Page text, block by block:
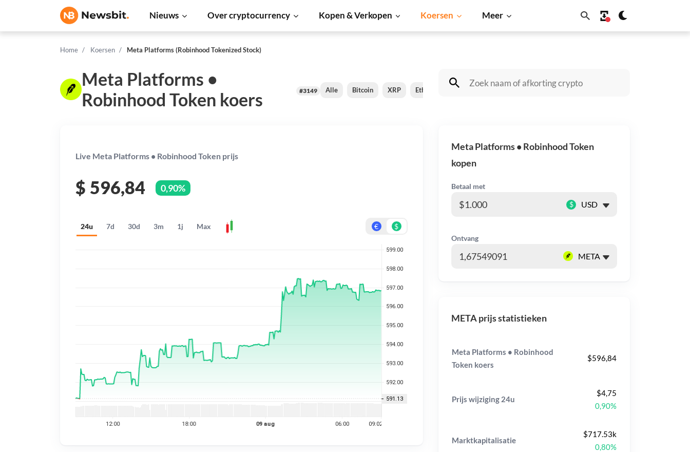
Nieuws Over cryptocurrency Kopen & Verkopen Koersen Meer
Home Koersen Meta Platforms (Robinhood Tokenized Stock)
Meta Platforms •
Robinhood Token koers
#3149 Alle Bitcoin XRP Ethereum Cardano Dogecoin
Live Meta Platforms • Robinhood Token prijs
$ 596,84 0,90%
24u 7d 30d 3m 1j Max € $
Meta Platforms • Robinhood Token
kopen
Betaal met
$
Ontvang
META prijs statistieken
Meta Platforms • Robinhood
Token koers
$596,84
Prijs wijziging 24u
$4,75
0,90%
Marktkapitalisatie
$717.53k
0,80%